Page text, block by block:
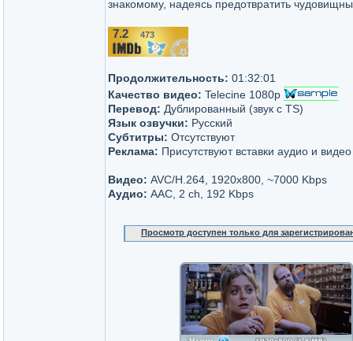
знакомому, надеясь предотвратить
7.2 473
Продолжительность: 01:32:01
Качество видео: Telecine 1080p
Перевод: Дублированный (звук с TS)
Язык озвучки: Русский
Субтитры: Отсутствуют
Реклама: Присутствуют вставки аудио и
Видео: AVC/H.264, 1920x800, ~7000 Kbps
Аудио: AAC, 2 ch, 192 Kbps
Просмотр доступен только для